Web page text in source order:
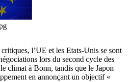
l’UE et les Etats-Unis se sont
lors du second cycle des
climat à Bonn, tandis que le Japon
en annonçant un objectif «